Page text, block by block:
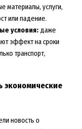
материалы, услуги,
или падение.
условия:даже
эффект на сроки
транспорт,
экономические
новость о